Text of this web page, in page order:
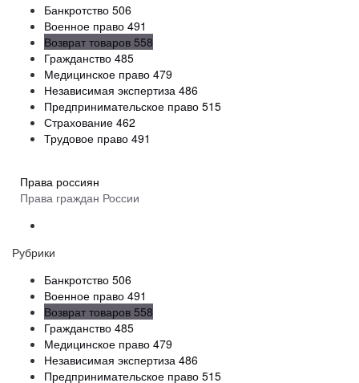
Банкротство 506
Военное право 491
Возврат товаров 558
Гражданство 485
Медицинское право 479
Независимая экспертиза 486
Предпринимательское право 515
Страхование 462
Трудовое право 491
Права россиян
Права граждан России
Рубрики
Банкротство 506
Военное право 491
Возврат товаров 558
Гражданство 485
Медицинское право 479
Независимая экспертиза 486
Предпринимательское право 515